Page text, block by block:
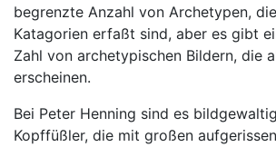
begrenzte Anzahl von Archetypen,
Katagorien erfaßt sind, aber es gibt
Zahl von archetypischen Bildern, die
erscheinen.
Bei Peter Henning sind es
Kopffüßler, die mit großen